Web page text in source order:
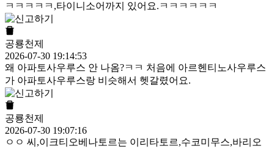
ㅋㅋㅋㅋㅋ,타이니소어까지 있어요.ㅋㅋㅋㅋㅋㅋ
공룡천제
2026-07-30 19:14:53
왜 아파토사우루스 안 나옴?ㅋㅋ 처음에 아르헨티노사우루스
가 아파토사우루스랑 비슷해서 헷갈렸어요.
공룡천제
2026-07-30 19:07:16
ㅇㅇ 씨,이크티오베나토르는 이리타토르,수코미무스,바리오